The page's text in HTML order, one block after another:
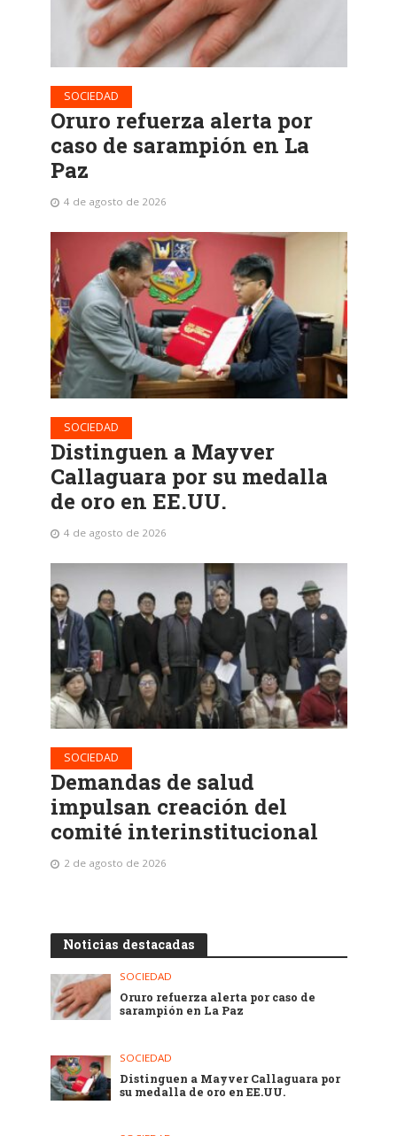
SOCIEDAD
Oruro refuerza alerta por
caso de sarampión en La
Paz
4 de agosto de 2026
SOCIEDAD
Distinguen a Mayver
Callaguara por su medalla
de oro en EE.UU.
4 de agosto de 2026
SOCIEDAD
Demandas de salud
impulsan creación del
comité interinstitucional
2 de agosto de 2026
Noticias destacadas
SOCIEDAD
Oruro refuerza alerta por caso de
sarampión en La Paz
SOCIEDAD
Distinguen a Mayver Callaguara por
su medalla de oro en EE.UU.